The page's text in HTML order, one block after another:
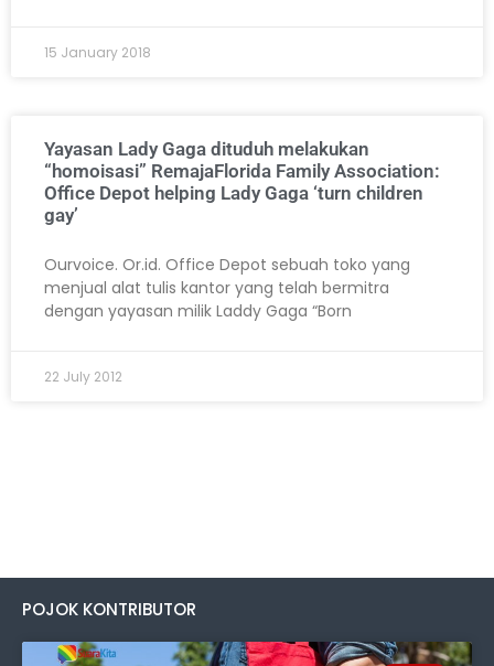
15 January 2018
Yayasan Lady Gaga dituduh melakukan
“homoisasi” RemajaFlorida Family Association:
Office Depot helping Lady Gaga ‘turn children
gay’
Ourvoice. Or.id. Office Depot sebuah toko yang
menjual alat tulis kantor yang telah bermitra
dengan yayasan milik Laddy Gaga “Born
22 July 2012
POJOK KONTRIBUTOR